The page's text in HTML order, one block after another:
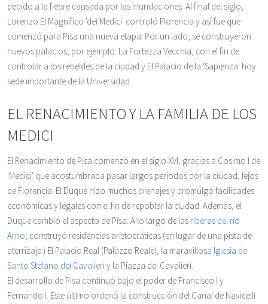
debido a la fiebre causada por las inundaciones. Al final del siglo,
Lorenzo El Magnífico 'dei Medici' controló Florencia y así fue que
comenzó para Pisa una nueva etapa. Por un lado, se construyeron
nuevos palacios, por ejemplo: La Fortezza Vecchia, con el fin de
controlar a los rebeldes de la ciudad y El Palacio de la 'Sapienza' hoy
sede importante de la Universidad.
EL RENACIMIENTO Y LA FAMILIA DE LOS
MEDICI
El Renacimiento de Pisa comenzó en el siglo XVI, gracias a Cosimo I de
'Medici' que acostumbraba pasar largos períodos por la ciudad, lejos
de Florencia. El Duque hizo muchos drenajes y promulgó facilidades
económicas y legales con el fin de repoblar la ciudad. Además, el
Duque cambió el aspecto de Pisa: A lo largo de las riberas del río
Arno, construyó residencias aristocráticas (en lugar de una pista de
aterrizaje.) El Palacio Real (Palazzo Reale), la maravillosa Iglesia de
Santo Stefano dei Cavalieriy la Piazza dei Cavalieri.
El desarrollo de Pisa continuó bajo el poder de Francisco I y
Fernando I. Este último ordenó la construcción del Canal de Navicelli